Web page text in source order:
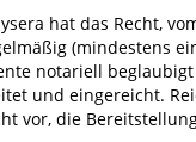
hat das Recht,
(mindestens
notariell
und eingereicht.
vor, die